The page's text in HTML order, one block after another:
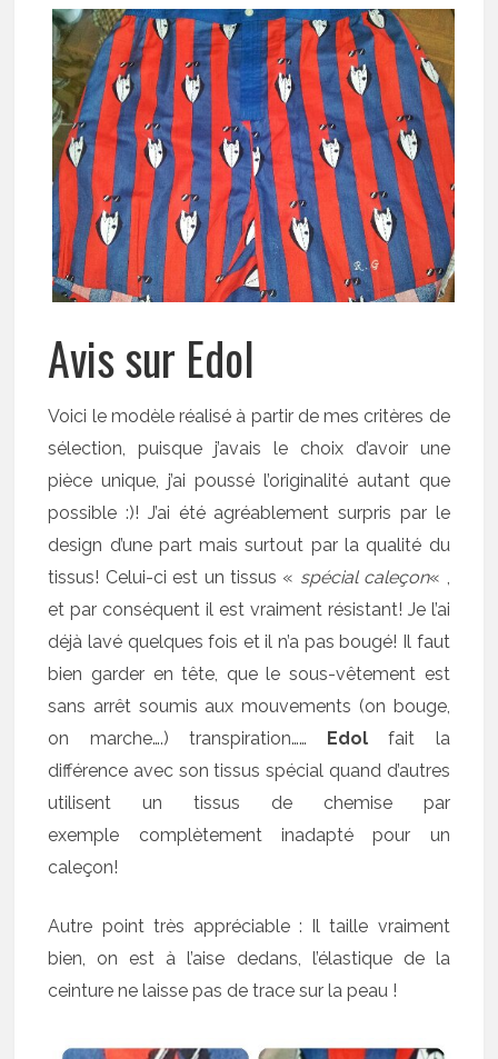
Avis sur Edol
Voici le modèle réalisé à partir de mes critères de
sélection, puisque j’avais le choix d’avoir une
pièce unique, j’ai poussé l’originalité autant que
possible :)! J’ai été agréablement surpris par le
design d’une part mais surtout par la qualité du
tissus! Celui-ci est un tissus « spécial caleçon« ,
et par conséquent il est vraiment résistant! Je l’ai
déjà lavé quelques fois et il n’a pas bougé! Il faut
bien garder en tête, que le sous-vêtement est
sans arrêt soumis aux mouvements (on bouge,
on marche….) transpiration…… Edol fait la
différence avec son tissus spécial quand d’autres
utilisent un tissus de chemise par
exemple complètement inadapté pour un
caleçon!
Autre point très appréciable : Il taille vraiment
bien, on est à l’aise dedans, l’élastique de la
ceinture ne laisse pas de trace sur la peau !